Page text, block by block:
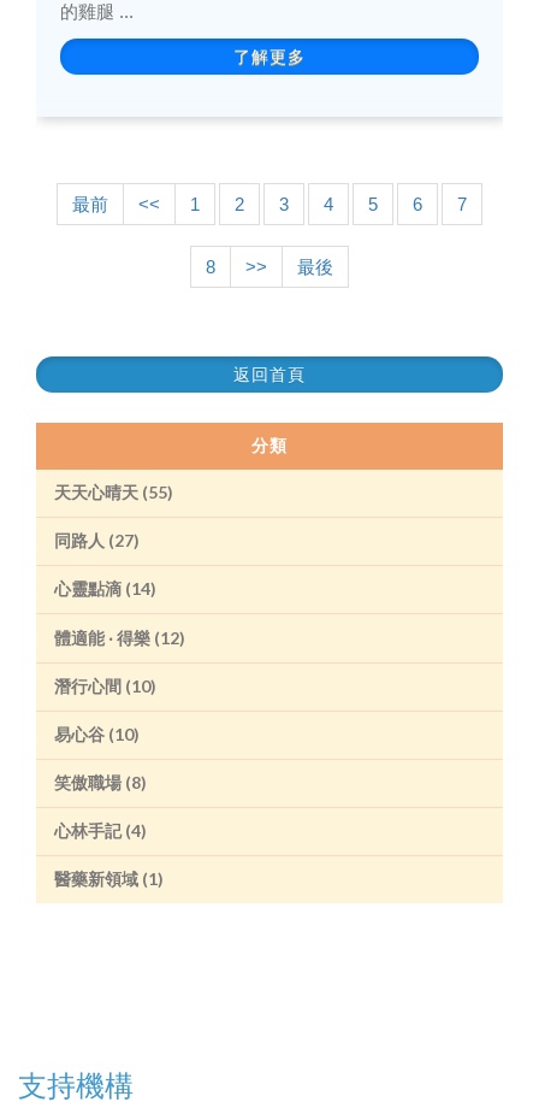
的雞腿 ...
了解更多
最前 << 1 2 3 4 5 6 7
8 >> 最後
返回首頁
分類
天天心晴天 (55)
同路人 (27)
心靈點滴 (14)
體適能 ‧ 得樂 (12)
潛行心間 (10)
易心谷 (10)
笑傲職場 (8)
心林手記 (4)
醫藥新領域 (1)
支持機構